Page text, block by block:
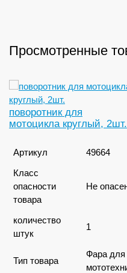
Просмотренные
поворотник для
мотоцикла круглый, 2шт.
Артикул
49664
Класс
опасности
товара
Не
количество
штук
1
Тип товара
Фара для